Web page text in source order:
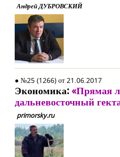
Андрей ДУБРОВСКИЙ
● №25 (1266) от 21.06.2017
Экономика:«Прямая
дальневосточный
primorsky.ru